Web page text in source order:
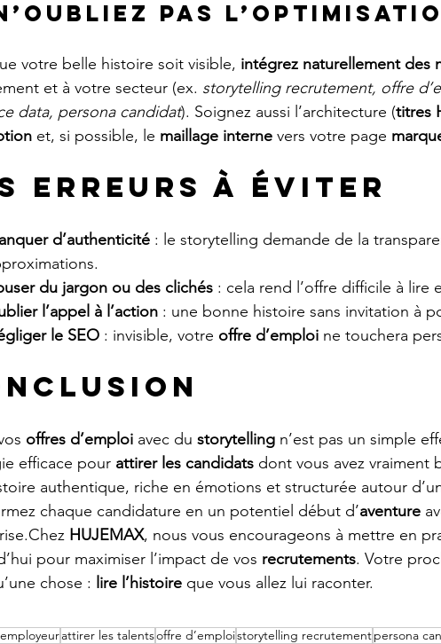
pas
votre belle histoire soit visible, intégrez naturellement des
et à votre secteur (ex. storytelling recrutement, offre
data, persona candidat). Soignez aussi l’architecture (titres
et, si possible, le maillage interne vers votre page
erreurs à éviter
d’authenticité : le storytelling demande de la
du jargon ou des clichés : cela rend l’offre difficile à lire
l’appel à l’action : une bonne histoire sans invitation à
le SEO : invisible, votre offre d’emploi ne touchera
offres d’emploi avec du storytelling n’est pas un simple
efficace pour attirer les candidats dont vous avez vraiment
authentique, riche en émotions et structurée autour
chaque candidature en un potentiel début d’aventure
HUJEMAX, nous vous encourageons à mettre en
pour maximiser l’impact de vos recrutements. Votre
chose : lire l’histoire que vous allez lui raconter.
attirer les talentsoffre d’emploistorytelling recrutementpersona